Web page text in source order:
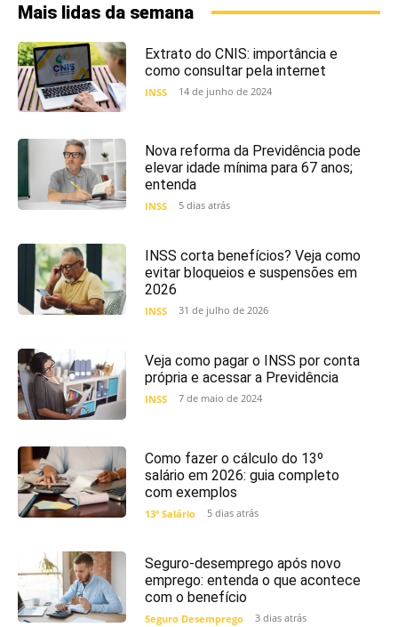
Mais lidas da semana
Extrato do CNIS: importância e
como consultar pela internet
INSS 14 de junho de 2024
Nova reforma da Previdência pode
elevar idade mínima para 67 anos;
entenda
INSS 5 dias atrás
INSS corta benefícios? Veja como
evitar bloqueios e suspensões em
2026
INSS 31 de julho de 2026
Veja como pagar o INSS por conta
própria e acessar a Previdência
INSS 7 de maio de 2024
Como fazer o cálculo do 13º
salário em 2026: guia completo
com exemplos
13º Salário 5 dias atrás
Seguro-desemprego após novo
emprego: entenda o que acontece
com o benefício
Seguro Desemprego 3 dias atrás